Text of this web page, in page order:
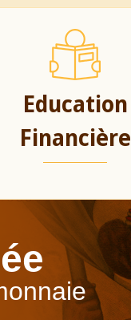
Education
Financière